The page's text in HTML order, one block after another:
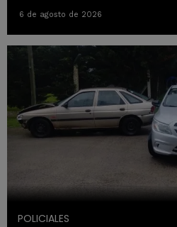
6 de agosto de 2026
POLICIALES